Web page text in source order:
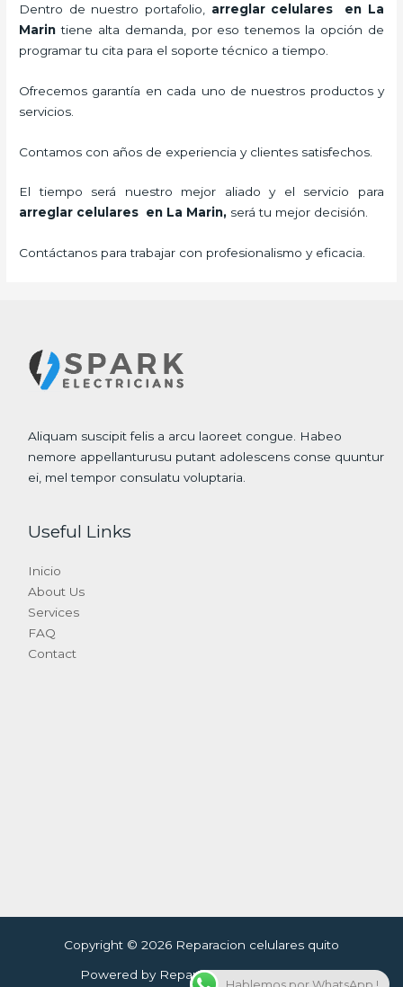
Dentro de nuestro portafolio, arreglar celulares en La
Marin tiene alta demanda, por eso tenemos la opción de
programar tu cita para el soporte técnico a tiempo.
Ofrecemos garantía en cada uno de nuestros productos y
servicios.
Contamos con años de experiencia y clientes satisfechos.
El tiempo será nuestro mejor aliado y el servicio para
arreglar celulares en La Marin, será tu mejor decisión.
Contáctanos para trabajar con profesionalismo y eficacia.
Aliquam suscipit felis a arcu laoreet congue. Habeo
nemore appellanturusu putant adolescens conse quuntur
ei, mel tempor consulatu voluptaria.
Useful Links
Inicio
About Us
Services
FAQ
Contact
Copyright © 2026 Reparacion celulares quito
Powered by Reparacion celulares quito